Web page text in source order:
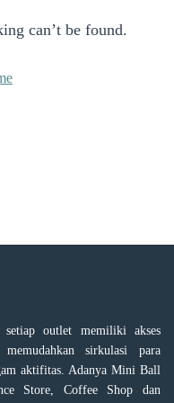
can’t be found.
outlet memiliki akses
sirkulasi para
aktifitas. Adanya Mini Ball
Store, Coffee Shop dan